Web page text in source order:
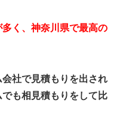
く、神奈川県で最高の
社で見積もりを出され
も相見積もりをして比